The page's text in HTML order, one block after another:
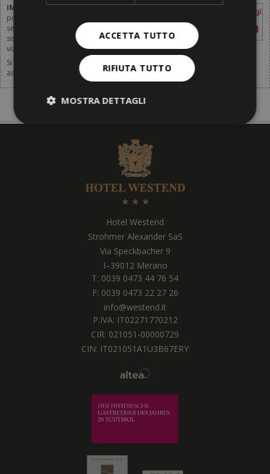
IMPORTANTE- L'imposta è da pagare sul
posto e non è inclusa nei listini prezzi
segnalati da qualsiasi sito di prenotazione,
sistema di prenotazione online, agenzia
viaggi o qualsivoglia intermediario.
Si prega di non dimenticare di pensare anche allo stipulo di un
assicurazione di viaggio. Per ulteriori informazioni,
clicca [qui].
Hotel Westend
Strohmer Alexander SaS
Via Speckbacher 9
I–39012 Merano
T: 0039 0473 44 76 54
F: 0039 0473 22 27 26
info@westend.it
P.IVA: IT02271770212
CIR: 021051-00000729
CIN: IT021051A1U3B67ERY
ACCETTA TUTTO
RIFIUTA TUTTO
MOSTRA DETTAGLI